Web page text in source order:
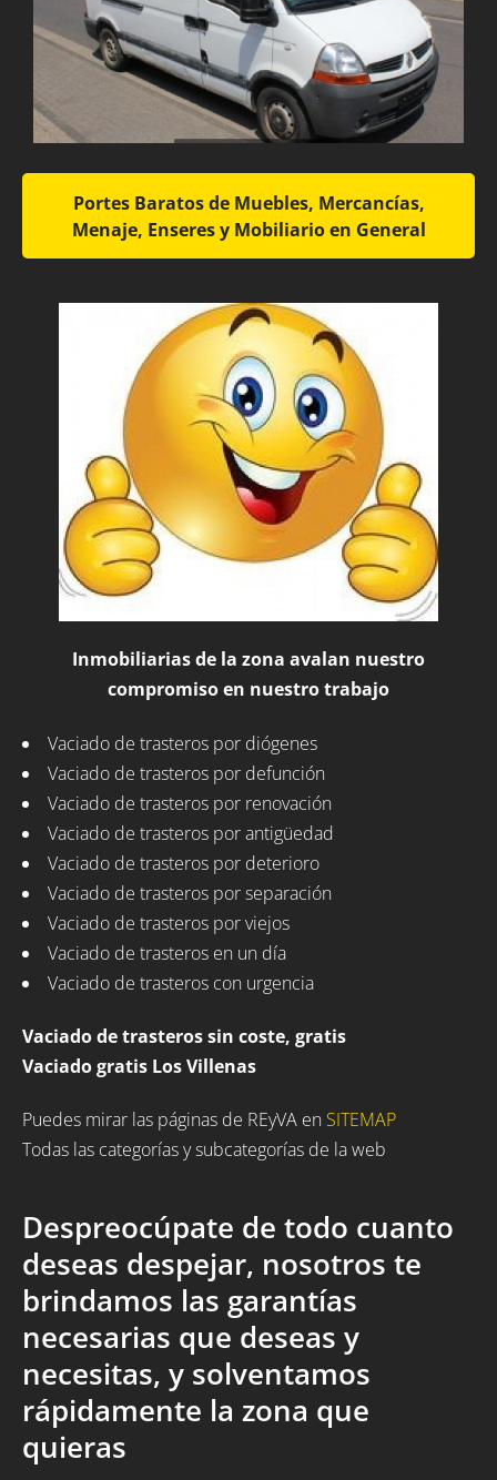
Portes Baratos de Muebles, Mercancías,
Menaje, Enseres y Mobiliario en General
Inmobiliarias de la zona avalan nuestro
compromiso en nuestro trabajo
Vaciado de trasteros por diógenes
Vaciado de trasteros por defunción
Vaciado de trasteros por renovación
Vaciado de trasteros por antigüedad
Vaciado de trasteros por deterioro
Vaciado de trasteros por separación
Vaciado de trasteros por viejos
Vaciado de trasteros en un día
Vaciado de trasteros con urgencia
Vaciado de trasteros sin coste, gratis
Vaciado gratis Los Villenas
Puedes mirar las páginas de REyVA en SITEMAP
Todas las categorías y subcategorías de la web
Despreocúpate de todo cuanto
deseas despejar, nosotros te
brindamos las garantías
necesarias que deseas y
necesitas, y solventamos
rápidamente la zona que
quieras